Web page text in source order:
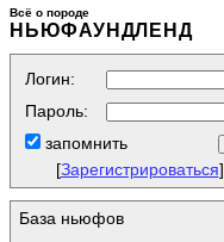
Всё о породе
НЬЮФАУНДЛЕНД
Логин:
Пароль:
запомнить
[Зарегистрироваться]
База ньюфов